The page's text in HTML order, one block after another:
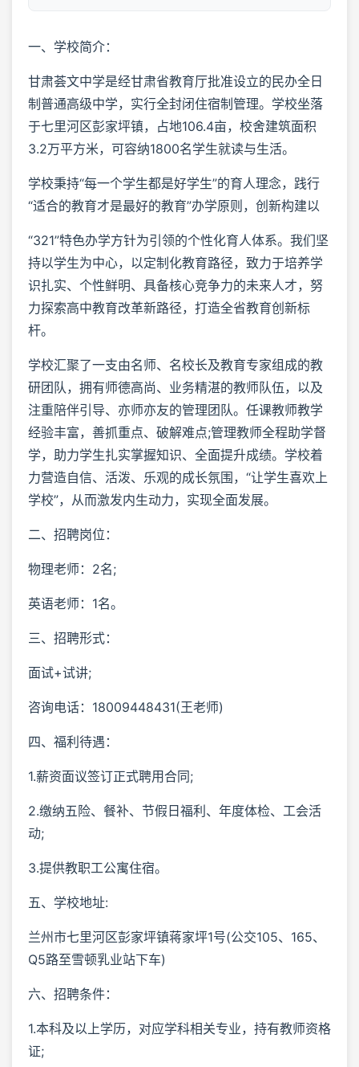
一、学校简介：
甘肃荟文中学是经甘肃省教育厅批准设立的民办全日
制普通高级中学，实行全封闭住宿制管理。学校坐落
于七里河区彭家坪镇，占地106.4亩，校舍建筑面积
3.2万平方米，可容纳1800名学生就读与生活。
学校秉持“每一个学生都是好学生”的育人理念，践行
“适合的教育才是最好的教育”办学原则，创新构建以
“321”特色办学方针为引领的个性化育人体系。我们坚
持以学生为中心，以定制化教育路径，致力于培养学
识扎实、个性鲜明、具备核心竞争力的未来人才，努
力探索高中教育改革新路径，打造全省教育创新标
杆。
学校汇聚了一支由名师、名校长及教育专家组成的教
研团队，拥有师德高尚、业务精湛的教师队伍，以及
注重陪伴引导、亦师亦友的管理团队。任课教师教学
经验丰富，善抓重点、破解难点;管理教师全程助学督
学，助力学生扎实掌握知识、全面提升成绩。学校着
力营造自信、活泼、乐观的成长氛围，“让学生喜欢上
学校”，从而激发内生动力，实现全面发展。
二、招聘岗位：
物理老师：2名;
英语老师：1名。
三、招聘形式：
面试+试讲;
咨询电话：18009448431(王老师)
四、福利待遇：
1.薪资面议签订正式聘用合同;
2.缴纳五险、餐补、节假日福利、年度体检、工会活
动;
3.提供教职工公寓住宿。
五、学校地址:
兰州市七里河区彭家坪镇蒋家坪1号(公交105、165、
Q5路至雪顿乳业站下车)
六、招聘条件：
1.本科及以上学历，对应学科相关专业，持有教师资格
证;